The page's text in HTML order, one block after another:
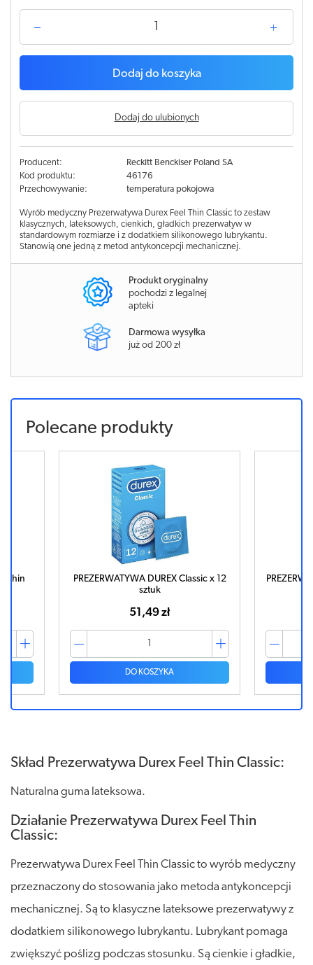
Dodaj do koszyka
Dodaj do ulubionych
Producent:
Reckitt Benckiser Poland SA
Kod produktu:
46176
Przechowywanie:
temperatura pokojowa
Wyrób medyczny Prezerwatywa Durex Feel Thin Classic to zestaw
klasycznych, lateksowych, cienkich, gładkich prezerwatyw w
standardowym rozmiarze i z dodatkiem silikonowego lubrykantu.
Stanowią one jedną z metod antykoncepcji mechanicznej.
Produkt oryginalny
pochodzi z legalnej
apteki
Darmowa wysyłka
już od 200 zł
Polecane produkty
Thin
PREZERWATYWA DUREX Classic x 12
sztuk
51,49 zł
DO KOSZYKA
Skład Prezerwatywa Durex Feel Thin Classic:
Naturalna guma lateksowa.
Działanie Prezerwatywa Durex Feel Thin
Classic:
Prezerwatywa Durex Feel Thin Classic to wyrób medyczny
przeznaczony do stosowania jako metoda antykoncepcji
mechanicznej. Są to klasyczne lateksowe prezerwatywy z
dodatkiem silikonowego lubrykantu. Lubrykant pomaga
zwiększyć poślizg podczas stosunku. Są cienkie i gładkie,